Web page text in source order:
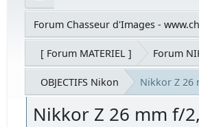
Forum Chasseur d'Images -
[ Forum MATERIEL ] Forum
OBJECTIFS Nikon Nikkor Z 26
Nikkor Z 26 mm f/